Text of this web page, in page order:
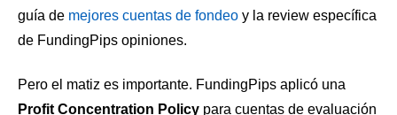
guía de mejores cuentas de fondeo y la review específica
de FundingPips opiniones.
Pero el matiz es importante. FundingPips aplicó una
Profit Concentration Policy para cuentas de evaluación